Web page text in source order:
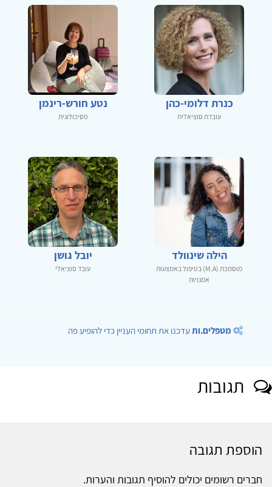
כנרת דלומי-כהן
עובדת סוציאלית
נטע חורש-רינמן
פסיכולוגית
הילה שינוולד
מוסמכת (M.A) בטיפול באמצעות
אמנויות
יובל גושן
עובד סוציאלי
מטפלים.ותעדכנו את תחומי העניין כדי להופיע פה
תגובות
הוספת תגובה
חברים רשומים יכולים להוסיף תגובות והערות.